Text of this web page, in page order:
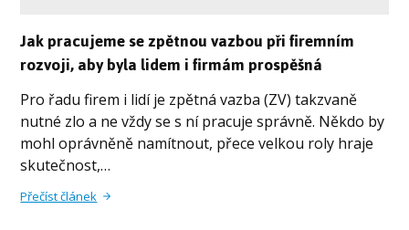
Jak pracujeme se zpětnou vazbou při firemním
rozvoji, aby byla lidem i firmám prospěšná
Pro řadu firem i lidí je zpětná vazba (ZV) takzvaně
nutné zlo a ne vždy se s ní pracuje správně. Někdo by
mohl oprávněně namítnout, přece velkou roly hraje
skutečnost,…
Přečíst článek